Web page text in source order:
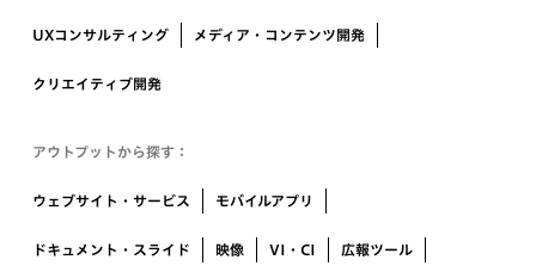
UXコンサルティング メディア・コンテンツ開発
クリエイティブ開発
アウトプットから探す：
ウェブサイト・サービス モバイルアプリ
ドキュメント・スライド 映像 VI・CI 広報ツール